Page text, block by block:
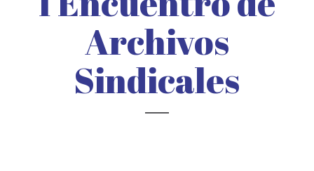
Archivos
Sindicales